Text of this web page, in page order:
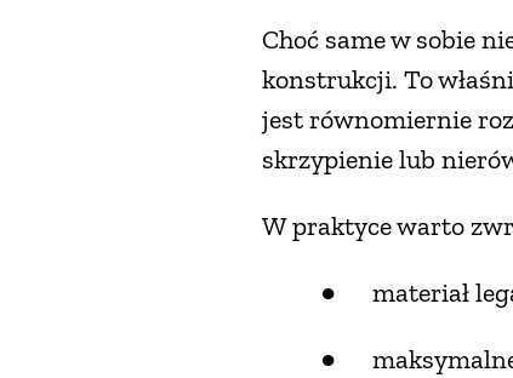
Choć same w sobie
konstrukcji. To
jest równomiernie
skrzypienie lub
W praktyce warto
● materiał
● maksymalne